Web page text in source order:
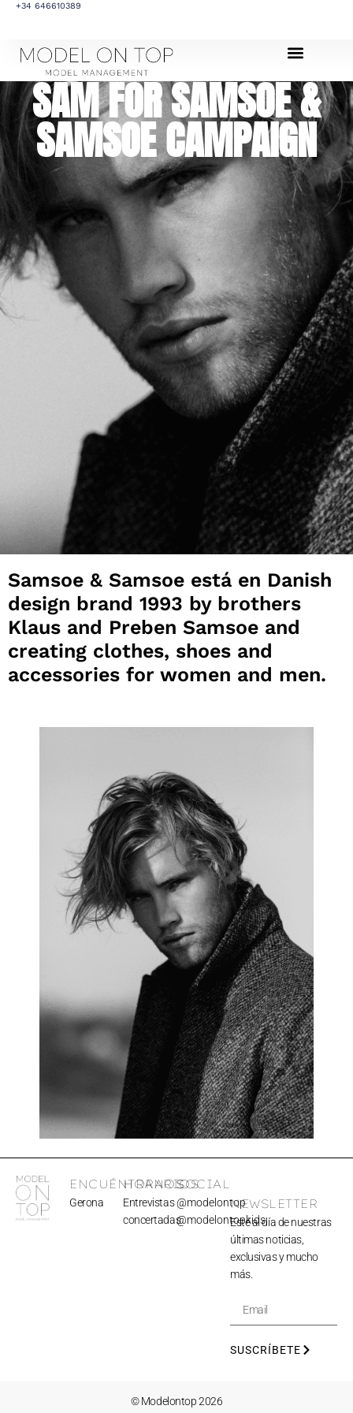
+34 646610389
SAM FOR SAMSOE &
SAMSOE CAMPAIGN
Samsoe & Samsoe está en Danish
design brand 1993 by brothers
Klaus and Preben Samsoe and
creating clothes, shoes and
accessories for women and men.
ENCUÉNTRANOS
Gerona
HORARIOS
Entrevistas
concertadas
SOCIAL
@modelontop
@modelontopkids
NEWSLETTER
Esté al día de nuestras
últimas noticias,
exclusivas y mucho
más.
SUSCRÍBETE
© Modelontop 2026